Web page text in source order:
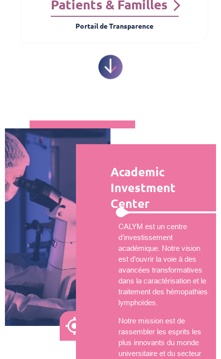
Patients & Familles
Portail de Transparence
Academic
Investment
Center
CALYM est un centre
d’investissement
académique. Notre vision
est d’ouvrir la voie à des
avancées transformatives
dans la caractérisation et le
traitement des hémopathies
lymphoïdes.
Notre mission est de
rassembler les esprits les
plus innovants du monde
universitaire et du secteur